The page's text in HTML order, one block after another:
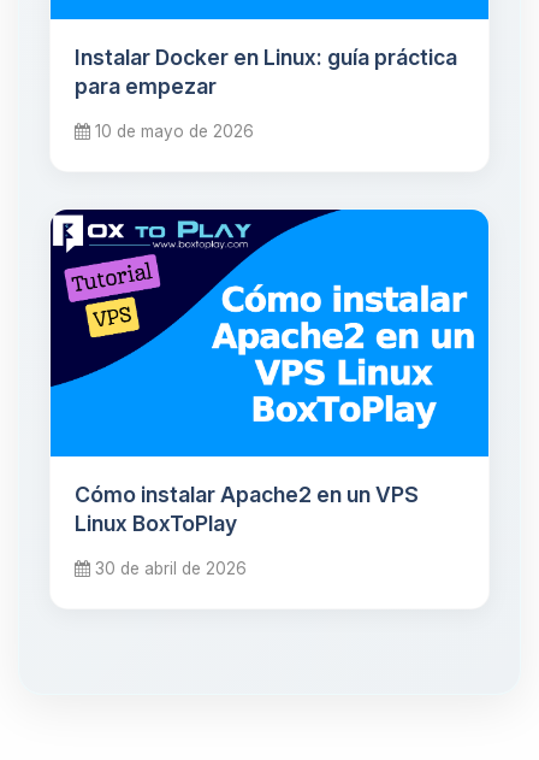
Instalar Docker en Linux: guía práctica
para empezar
10 de mayo de 2026
Cómo instalar Apache2 en un VPS
Linux BoxToPlay
30 de abril de 2026